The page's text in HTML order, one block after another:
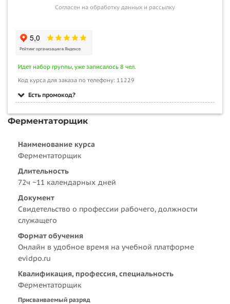
Согласен на обработку данных и рассылку
Идет набор группы, уже записалось 8 чел.
Код курса для заказа по телефону: 11229
Есть промокод?
Ферментаторщик
Наименование курса
Ферментаторщик
Длительность
72ч ~11 календарных дней
Документ
Свидетельство о профессии рабочего, должности
служащего
Формат обучения
Онлайн в удобное время на учебной платформе
evidpo.ru
Квалификация, профессия, специальность
Ферментаторщик
Присваиваемый разряд